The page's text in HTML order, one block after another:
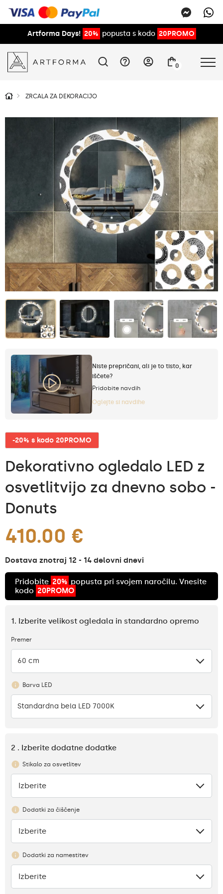
Artforma Days! 20% popusta s kodo 20PROMO
0
ZRCALA ZA DEKORACIJO
Niste prepričani, ali je to tisto, kar
iščete?
Pridobite navdih
Oglejte si navdihe
-20% s kodo 20PROMO
Dekorativno ogledalo LED z
osvetlitvijo za dnevno sobo -
Donuts
410.00 €
Dostava znotraj 12 - 14 delovni dnevi
Pridobite 20% popusta pri svojem naročilu. Vnesite
kodo 20PROMO
1. Izberite velikost ogledala in standardno opremo
Premer
60 cm
Barva LED
Standardna bela LED 7000K
2 . Izberite dodatne dodatke
Stikalo za osvetlitev
Ni
Izberite
Dodatki za čiščenje
Ni
Izberite
Dodatki za namestitev
Ni
Izberite